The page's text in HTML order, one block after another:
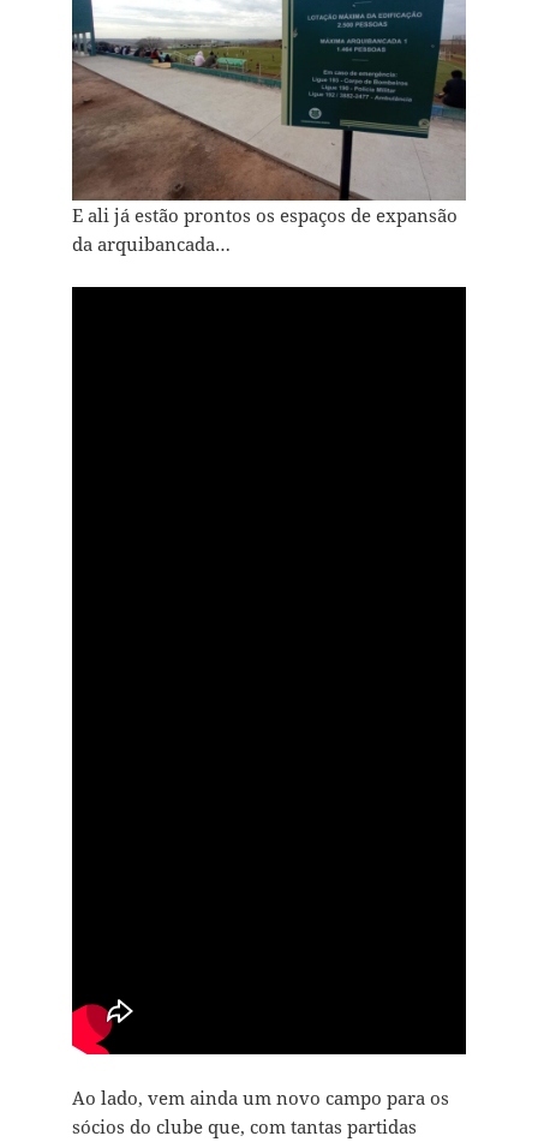
E ali já estão prontos os espaços de expansão
da arquibancada…
Ao lado, vem ainda um novo campo para os
sócios do clube que, com tantas partidas